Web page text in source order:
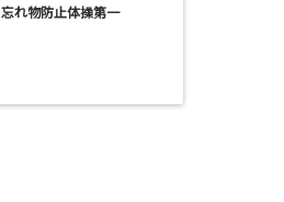
忘れ物防止体操第一